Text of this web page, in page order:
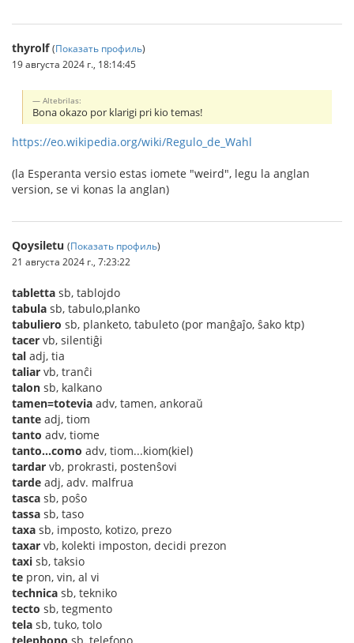
thyrolf (Показать профиль)
19 августа 2024 г., 18:14:45
Altebrilas:
Bona okazo por klarigi pri kio temas!
https://eo.wikipedia.org/wiki/Regulo_de_Wahl
(la Esperanta versio estas iomete "weird", legu la anglan
version, se vi konas la anglan)
Qoysiletu (Показать профиль)
21 августа 2024 г., 7:23:22
tabletta sb, tablojdo
tabula sb, tabulo,planko
tabuliero sb, planketo, tabuleto (por manĝaĵo, ŝako ktp)
tacer vb, silentiĝi
tal adj, tia
taliar vb, tranĉi
talon sb, kalkano
tamen=totevia adv, tamen, ankoraŭ
tante adj, tiom
tanto adv, tiome
tanto...como adv, tiom...kiom(kiel)
tardar vb, prokrasti, postenŝovi
tarde adj, adv. malfrua
tasca sb, poŝo
tassa sb, taso
taxa sb, imposto, kotizo, prezo
taxar vb, kolekti imposton, decidi prezon
taxi sb, taksio
te pron, vin, al vi
technica sb, tekniko
tecto sb, tegmento
tela sb, tuko, tolo